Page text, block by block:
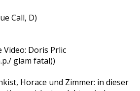
Call, D)
Video: Doris Prlic
glam fatal))
Horace und Zimmer: in dieser